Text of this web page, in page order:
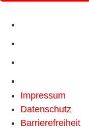
Impressum
Datenschutz
Barrierefreiheit